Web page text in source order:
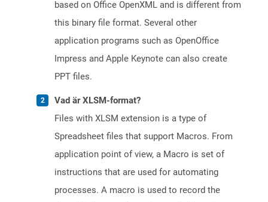
based on Office OpenXML and is different from
this binary file format. Several other
application programs such as OpenOffice
Impress and Apple Keynote can also create
PPT files.
Vad är XLSM-format?
Files with XLSM extension is a type of
Spreadsheet files that support Macros. From
application point of view, a Macro is set of
instructions that are used for automating
processes. A macro is used to record the